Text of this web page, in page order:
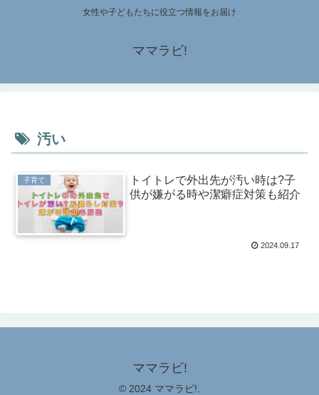
女性や子どもたちに役立つ情報をお届け
ママラビ!
汚い
子育て
トイトレで外出先が汚い時は?子
供が嫌がる時や潔癖症対策も紹介
2024.09.17
ママラビ!
© 2024 ママラビ!.